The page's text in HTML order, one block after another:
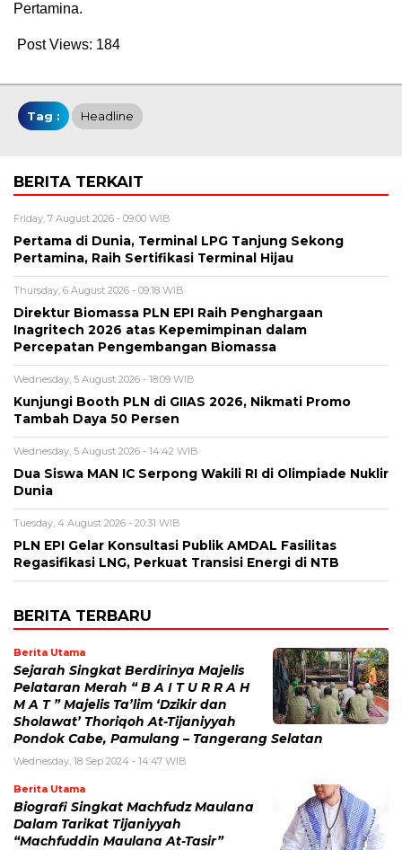
Pertamina.
Post Views: 184
Tag : Headline
BERITA TERKAIT
Friday, 7 August 2026 - 09:00 WIB
Pertama di Dunia, Terminal LPG Tanjung Sekong
Pertamina, Raih Sertifikasi Terminal Hijau
Thursday, 6 August 2026 - 09:18 WIB
Direktur Biomassa PLN EPI Raih Penghargaan
Inagritech 2026 atas Kepemimpinan dalam
Percepatan Pengembangan Biomassa
Wednesday, 5 August 2026 - 18:09 WIB
Kunjungi Booth PLN di GIIAS 2026, Nikmati Promo
Tambah Daya 50 Persen
Wednesday, 5 August 2026 - 14:42 WIB
Dua Siswa MAN IC Serpong Wakili RI di Olimpiade Nuklir
Dunia
Tuesday, 4 August 2026 - 20:31 WIB
PLN EPI Gelar Konsultasi Publik AMDAL Fasilitas
Regasifikasi LNG, Perkuat Transisi Energi di NTB
BERITA TERBARU
Berita Utama
Sejarah Singkat Berdirinya Majelis
Pelataran Merah “ B A I T U R R A H
M A T ” Majelis Ta’lim ‘Dzikir dan
Sholawat’ Thoriqoh At-Tijaniyyah
Pondok Cabe, Pamulang – Tangerang Selatan
Wednesday, 18 Sep 2024 - 14:47 WIB
Berita Utama
Biografi Singkat Machfudz Maulana
Dalam Tarikat Tijaniyyah
“Machfuddin Maulana At-Tasir”